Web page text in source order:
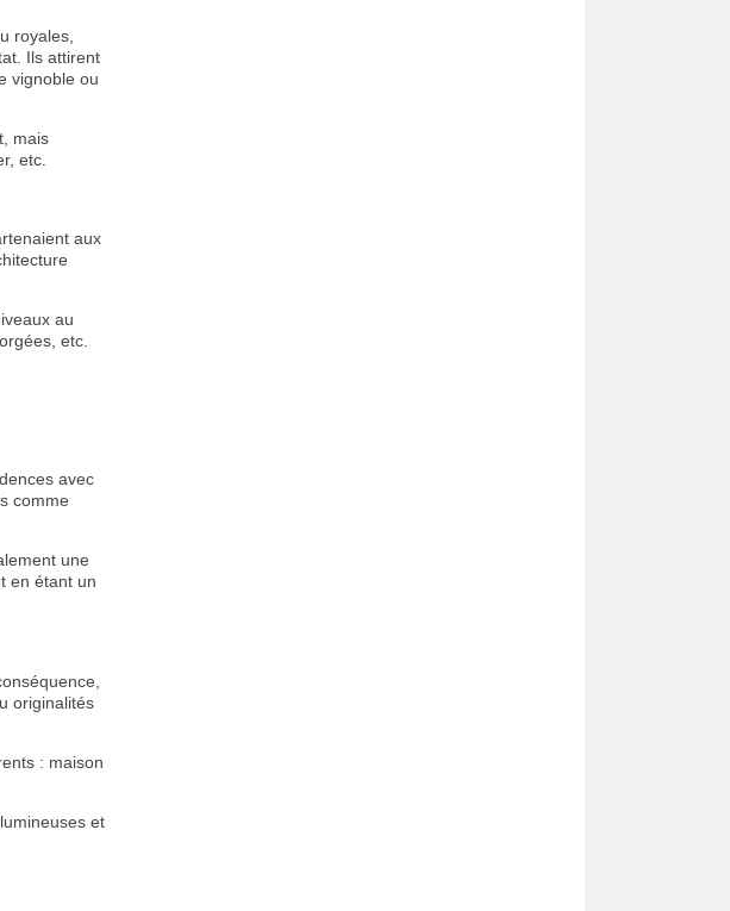
royales,
Ils attirent
vignoble ou
mais
etc.
aux
au
etc.
avec
comme
une
en étant un
originalités
: maison
et